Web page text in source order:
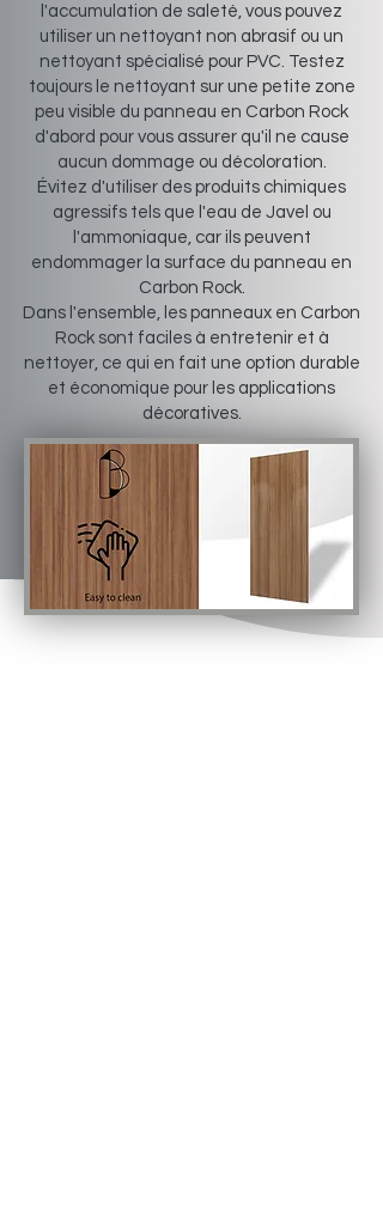
l'accumulation de saleté, vous pouvez
utiliser un nettoyant non abrasif ou un
nettoyant spécialisé pour PVC. Testez
toujours le nettoyant sur une petite zone
peu visible du panneau en Carbon Rock
d'abord pour vous assurer qu'il ne cause
aucun dommage ou décoloration.
Évitez d'utiliser des produits chimiques
agressifs tels que l'eau de Javel ou
l'ammoniaque, car ils peuvent
endommager la surface du panneau en
Carbon Rock.
Dans l'ensemble, les panneaux en Carbon
Rock sont faciles à entretenir et à
nettoyer, ce qui en fait une option durable
et économique pour les applications
décoratives.